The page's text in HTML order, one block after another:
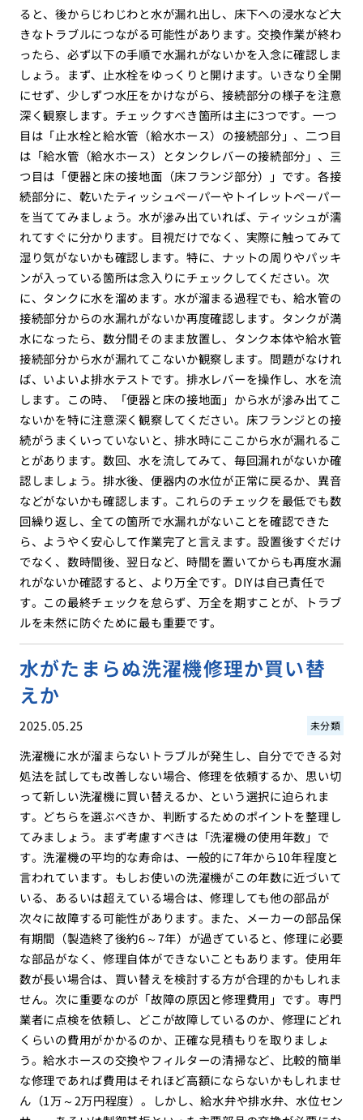
ると、後からじわじわと水が漏れ出し、床下への浸水など大
きなトラブルにつながる可能性があります。交換作業が終わ
ったら、必ず以下の手順で水漏れがないかを入念に確認しま
しょう。まず、止水栓をゆっくりと開けます。いきなり全開
にせず、少しずつ水圧をかけながら、接続部分の様子を注意
深く観察します。チェックすべき箇所は主に3つです。一つ
目は「止水栓と給水管（給水ホース）の接続部分」、二つ目
は「給水管（給水ホース）とタンクレバーの接続部分」、三
つ目は「便器と床の接地面（床フランジ部分）」です。各接
続部分に、乾いたティッシュペーパーやトイレットペーパー
を当ててみましょう。水が滲み出ていれば、ティッシュが濡
れてすぐに分かります。目視だけでなく、実際に触ってみて
湿り気がないかも確認します。特に、ナットの周りやパッキ
ンが入っている箇所は念入りにチェックしてください。次
に、タンクに水を溜めます。水が溜まる過程でも、給水管の
接続部分からの水漏れがないか再度確認します。タンクが満
水になったら、数分間そのまま放置し、タンク本体や給水管
接続部分から水が漏れてこないか観察します。問題がなけれ
ば、いよいよ排水テストです。排水レバーを操作し、水を流
します。この時、「便器と床の接地面」から水が滲み出てこ
ないかを特に注意深く観察してください。床フランジとの接
続がうまくいっていないと、排水時にここから水が漏れるこ
とがあります。数回、水を流してみて、毎回漏れがないか確
認しましょう。排水後、便器内の水位が正常に戻るか、異音
などがないかも確認します。これらのチェックを最低でも数
回繰り返し、全ての箇所で水漏れがないことを確認できた
ら、ようやく安心して作業完了と言えます。設置後すぐだけ
でなく、数時間後、翌日など、時間を置いてからも再度水漏
れがないか確認すると、より万全です。DIYは自己責任で
す。この最終チェックを怠らず、万全を期すことが、トラブ
ルを未然に防ぐために最も重要です。
水がたまらぬ洗濯機修理か買い替
えか
2025.05.25 未分類
洗濯機に水が溜まらないトラブルが発生し、自分でできる対
処法を試しても改善しない場合、修理を依頼するか、思い切
って新しい洗濯機に買い替えるか、という選択に迫られま
す。どちらを選ぶべきか、判断するためのポイントを整理し
てみましょう。まず考慮すべきは「洗濯機の使用年数」で
す。洗濯機の平均的な寿命は、一般的に7年から10年程度と
言われています。もしお使いの洗濯機がこの年数に近づいて
いる、あるいは超えている場合は、修理しても他の部品が
次々に故障する可能性があります。また、メーカーの部品保
有期間（製造終了後約6～7年）が過ぎていると、修理に必要
な部品がなく、修理自体ができないこともあります。使用年
数が長い場合は、買い替えを検討する方が合理的かもしれま
せん。次に重要なのが「故障の原因と修理費用」です。専門
業者に点検を依頼し、どこが故障しているのか、修理にどれ
くらいの費用がかかるのか、正確な見積もりを取りましょ
う。給水ホースの交換やフィルターの清掃など、比較的簡単
な修理であれば費用はそれほど高額にならないかもしれませ
ん（1万～2万円程度）。しかし、給水弁や排水弁、水位セン